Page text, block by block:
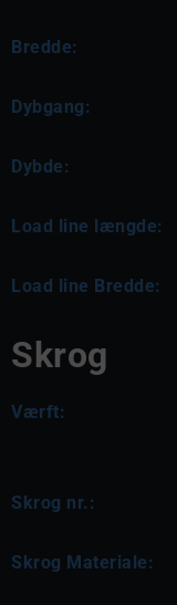
Bredde:
Dybgang:
Dybde:
Load line længde:
Load line Bredde:
Skrog
Værft:
Skrog nr.:
Skrog Materiale: